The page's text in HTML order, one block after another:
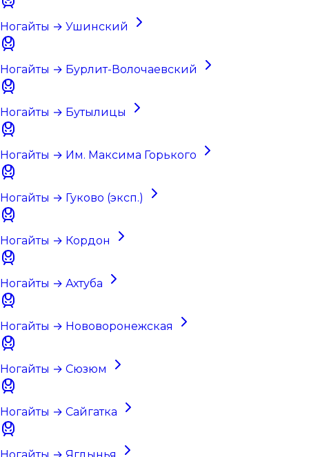
Ногайты → Ушинский
Ногайты → Бурлит-Волочаевский
Ногайты → Бутылицы
Ногайты → Им. Максима Горького
Ногайты → Гуково (эксп.)
Ногайты → Кордон
Ногайты → Ахтуба
Ногайты → Нововоронежская
Ногайты → Сюзюм
Ногайты → Сайгатка